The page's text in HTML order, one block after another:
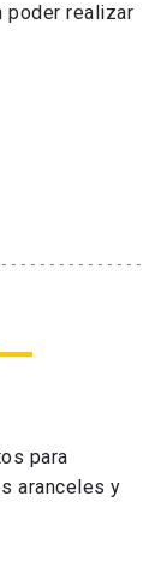
poder realizar
para
aranceles y